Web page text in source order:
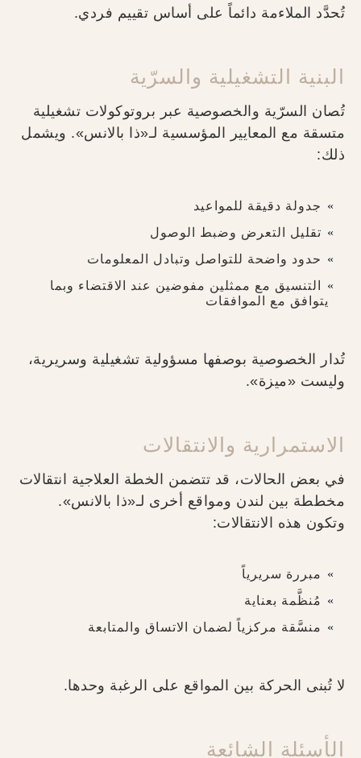
تُحدَّد الملاءمة دائماً على أساس تقييم فردي.
البنية التشغيلية والسرّية
تُصان السرّية والخصوصية عبر بروتوكولات تشغيلية
متسقة مع المعايير المؤسسية لـ«ذا بالانس». ويشمل
ذلك:
جدولة دقيقة للمواعيد
تقليل التعرض وضبط الوصول
حدود واضحة للتواصل وتبادل المعلومات
التنسيق مع ممثلين مفوضين عند الاقتضاء وبما
يتوافق مع الموافقات
تُدار الخصوصية بوصفها مسؤولية تشغيلية وسريرية،
وليست «ميزة».
الاستمرارية والانتقالات
في بعض الحالات، قد تتضمن الخطة العلاجية انتقالات
مخططة بين لندن ومواقع أخرى لـ«ذا بالانس».
وتكون هذه الانتقالات:
مبررة سريرياً
مُنظَّمة بعناية
منسَّقة مركزياً لضمان الاتساق والمتابعة
لا تُبنى الحركة بين المواقع على الرغبة وحدها.
الأسئلة الشائعة